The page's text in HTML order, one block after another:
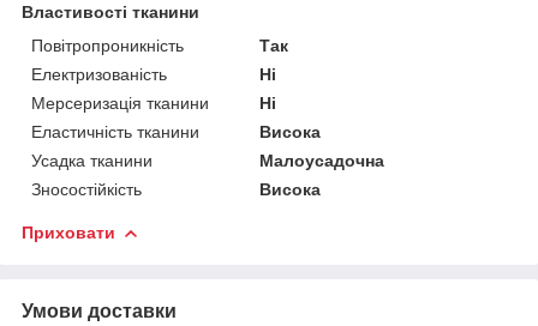
Властивості тканини
Повітропроникність
Так
Електризованість
Ні
Мерсеризація тканини
Ні
Еластичність тканини
Висока
Усадка тканини
Малоусадочна
Зносостійкість
Висока
Приховати
Умови доставки